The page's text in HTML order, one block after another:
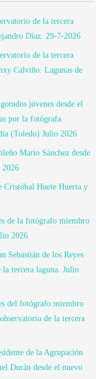
de la tercera
Díaz. 29-7-2026
de la tercera
Calviño. Lagunas de
jóvenes desde el
por la fotógrafa
(Toledo) Julio 2026
Mario Sánchez desde
2026
Cristóbal Huete Huerta y
de la fotógrafo miembro
2026
Sebastián de los Reyes
la tercera laguna. Julio
del fotógrafo miembro
de la tercera
de la Agrupación
Durán desde el nuevo